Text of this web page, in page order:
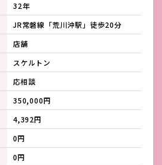
32年
JR常磐線「荒川沖駅」徒歩20分
店舗
スケルトン
応相談
350,000円
4,392円
0円
0円